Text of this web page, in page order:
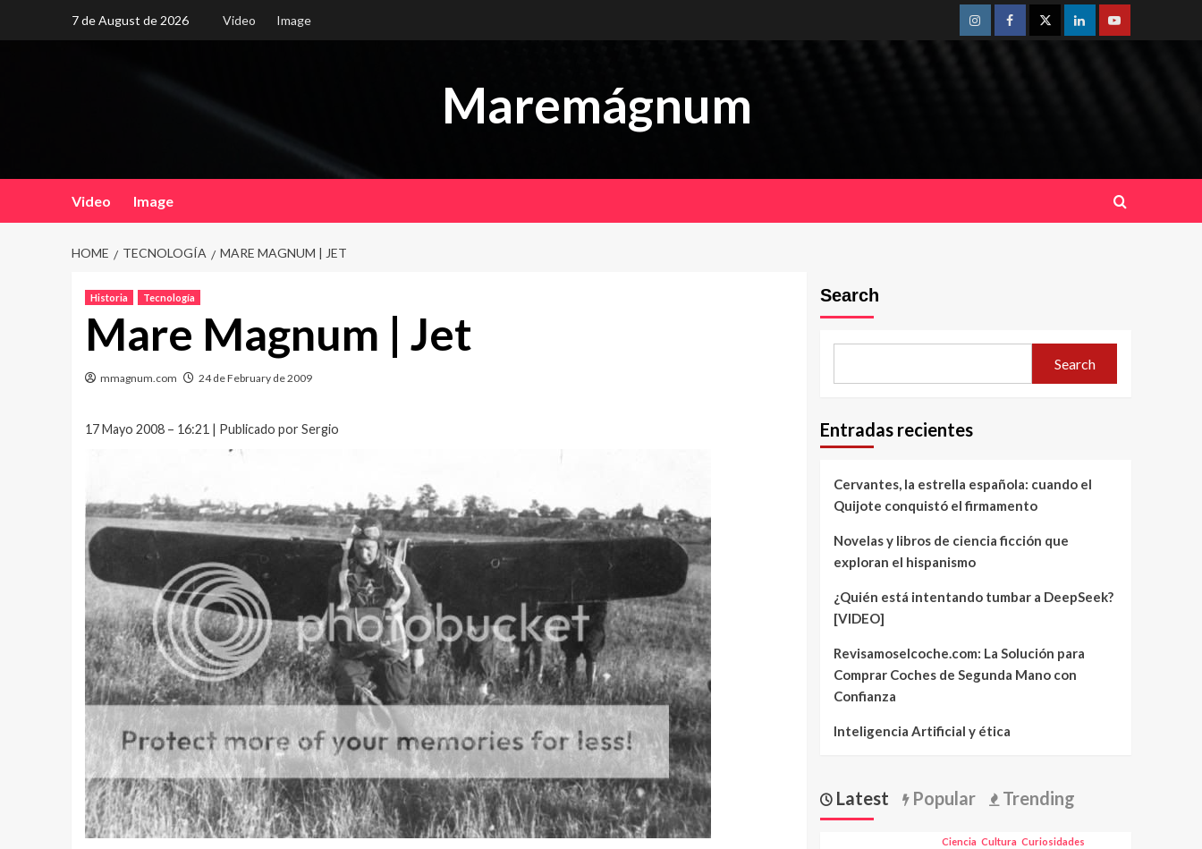
7 de August de 2026 Video Image
InstagramFacebookTwitterLinkedinYoutube
Maremágnum
Video Image
HOME TECNOLOGÍA MARE MAGNUM | JET
Historia Tecnología
Mare Magnum | Jet
mmagnum.com 24 de February de 2009
17 Mayo 2008 – 16:21 | Publicado por Sergio
Search
Search
Entradas recientes
Cervantes, la estrella española: cuando el
Quijote conquistó el firmamento
Novelas y libros de ciencia ficción que
exploran el hispanismo
¿Quién está intentando tumbar a DeepSeek?
[VIDEO]
Revisamoselcoche.com: La Solución para
Comprar Coches de Segunda Mano con
Confianza
Inteligencia Artificial y ética
Latest Popular Trending
Ciencia Cultura Curiosidades